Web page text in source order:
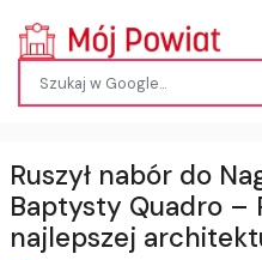
Ruszył nabór do
Baptysty Quadro –
najlepszej